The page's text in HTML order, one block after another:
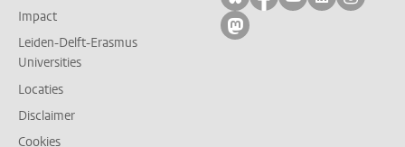
Impact
Leiden-Delft-Erasmus
Universities
Locaties
Disclaimer
Cookies
Volg ons op mastodon